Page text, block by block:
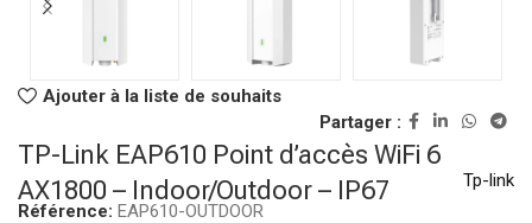
Ajouter à la liste de souhaits
Partager :
TP-Link EAP610 Point d’accès WiFi 6
AX1800 – Indoor/Outdoor – IP67
Référence: EAP610-OUTDOOR
Tp-link